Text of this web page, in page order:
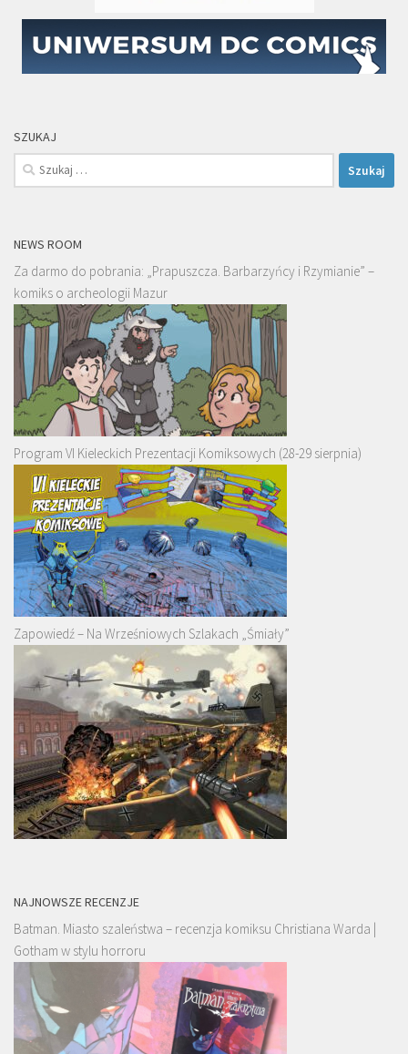
SZUKAJ
Szukaj:
NEWS ROOM
Za darmo do pobrania: „Prapuszcza. Barbarzyńcy i Rzymianie” –
komiks o archeologii Mazur
Program VI Kieleckich Prezentacji Komiksowych (28-29 sierpnia)
Zapowiedź – Na Wrześniowych Szlakach „Śmiały”
NAJNOWSZE RECENZJE
Batman. Miasto szaleństwa – recenzja komiksu Christiana Warda |
Gotham w stylu horroru